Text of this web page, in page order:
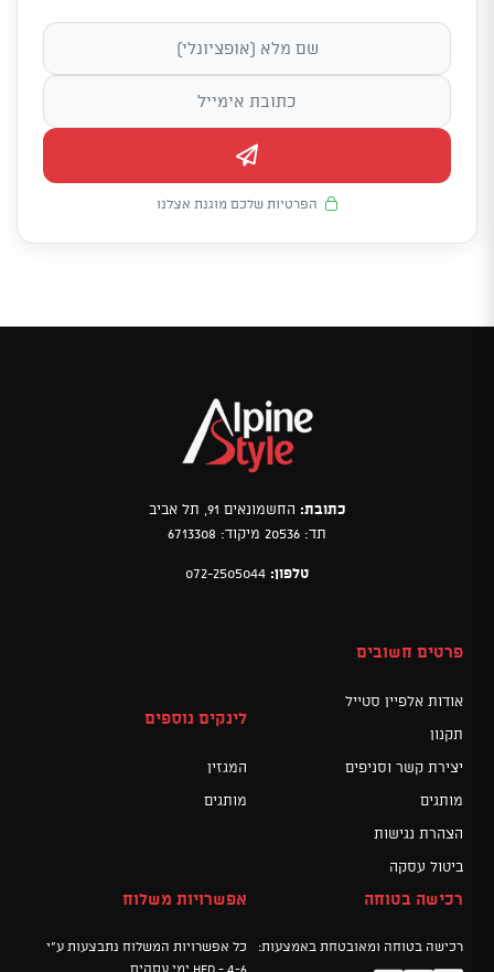
הפרטיות שלכם מוגנת אצלנו
כתובת: החשמונאים 91, תל אביב
תד: 20536 מיקוד: 6713308
טלפון: 072-2505044
פרטים חשובים
אודות אלפיין סטייל
תקנון
יצירת קשר וסניפים
מותגים
הצהרת נגישות
ביטול עסקה
לינקים נוספים
המגזין
מותגים
רכישה בטוחה
רכישה בטוחה ומאובטחת באמצעות:
אפשרויות משלוח
כל אפשרויות המשלוח נתבצעות ע"י
HFD - 4-6 ימי עסקים